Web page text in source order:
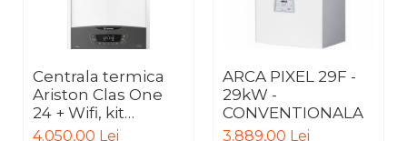
Centrala termica
Ariston Clas One
24 + Wifi, kit
evacuare inclus
4.050,00 Lei
ARCA PIXEL 29F -
29kW -
CONVENTIONALA
3.889,00 Lei